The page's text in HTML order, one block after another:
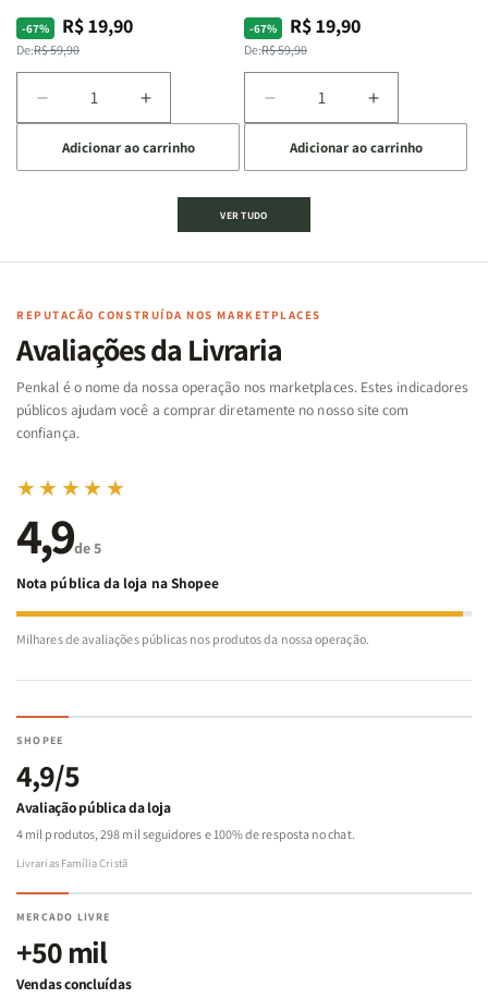
-67%
Preço
normal
De:R$ 59,90
Preço
promocional
R$ 19,90
Diminuir
a
quantidade
de
Cartas
Famílias
Bíblia
-
Penkal
Aumentar
a
quantidade
de
Jogo
Cartas
Famílias
da
Bíblia
-
Penkal
Adicionar ao carrinho
-67%
Preço
normal
De:R$ 59,90
Preço
promocional
R$ 19,90
Diminuir
a
quantidade
de
Jogo
|
de
Aumentar
a
quantidade
de
|
Adicionar ao carrinho
VER TUDO
REPUTAÇÃO CONSTRUÍDA NOS MARKETPLACES
Avaliações da Livraria
Penkal é o nome da nossa operação nos marketplaces. Estes indicadores
públicos ajudam você a comprar diretamente no nosso site com
confiança.
★★★★★
4,9de 5
Nota pública da loja na Shopee
Milhares de avaliações públicas nos produtos da nossa operação.
SHOPEE
4,9/5
Avaliação pública da loja
4 mil produtos, 298 mil seguidores e 100% de resposta no chat.
Livrarias Família Cristã
MERCADO LIVRE
+50 mil
Vendas concluídas